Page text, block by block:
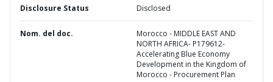
Disclosure Status Disclosed
Nom. del doc.
Morocco - MIDDLE EAST AND
NORTH AFRICA- P179612-
Accelerating Blue Economy
Development in the Kingdom of
Morocco - Procurement Plan